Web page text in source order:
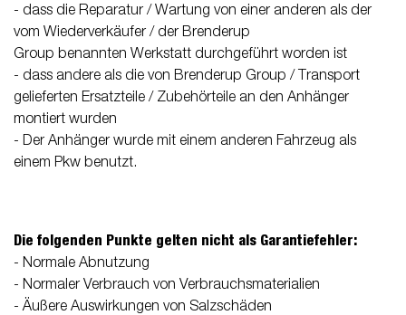
- dass die Reparatur / Wartung von einer anderen als der
vom Wiederverkäufer / der Brenderup
Group benannten Werkstatt durchgeführt worden ist
- dass andere als die von Brenderup Group / Transport
gelieferten Ersatzteile / Zubehörteile an den Anhänger
montiert wurden
- Der Anhänger wurde mit einem anderen Fahrzeug als
einem Pkw benutzt.
Die folgenden Punkte gelten nicht als Garantiefehler:
- Normale Abnutzung
- Normaler Verbrauch von Verbrauchsmaterialien
- Äußere Auswirkungen von Salzschäden